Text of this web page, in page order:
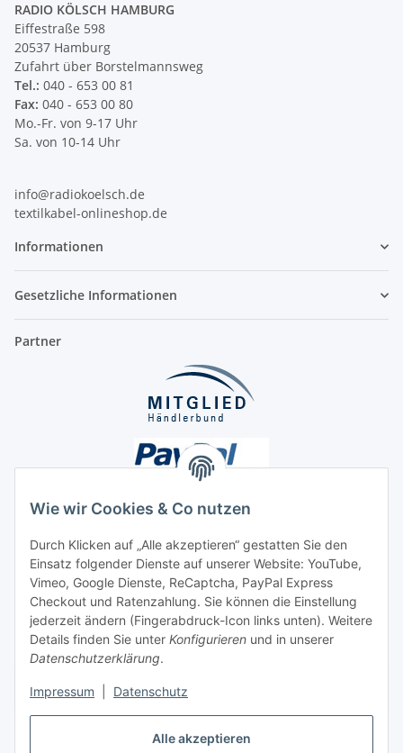
Alle akzeptieren
Wie wir Cookies & Co nutzen
Durch Klicken auf „Alle akzeptieren“ gestatten Sie den
Einsatz folgender Dienste auf unserer Website: YouTube,
Vimeo, Google Dienste, ReCaptcha, PayPal Express
Checkout und Ratenzahlung. Sie können die Einstellung
jederzeit ändern (Fingerabdruck-Icon links unten). Weitere
Details finden Sie unter Konfigurieren und in unserer
Datenschutzerklärung.
Impressum Datenschutz
RADIO KÖLSCH HAMBURG
Eiffestraße 598
20537 Hamburg
Zufahrt über Borstelmannsweg
Tel.: 040 - 653 00 81
Fax: 040 - 653 00 80
Mo.-Fr. von 9-17 Uhr
Sa. von 10-14 Uhr
info@radiokoelsch.de
textilkabel-onlineshop.de
Informationen
Gesetzliche Informationen
Partner
Unsere Seiten
Social Media
Vertrag widerrufen